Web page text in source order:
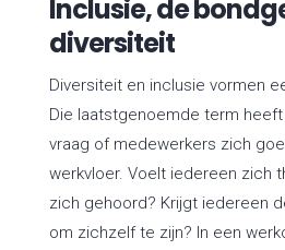
Inclusie, de
diversiteit
Diversiteit en inclusie vormen
Die laatstgenoemde term
vraag of medewerkers zich
werkvloer. Voelt iedereen zich
zich gehoord? Krijgt iedereen
om zichzelf te zijn? In een